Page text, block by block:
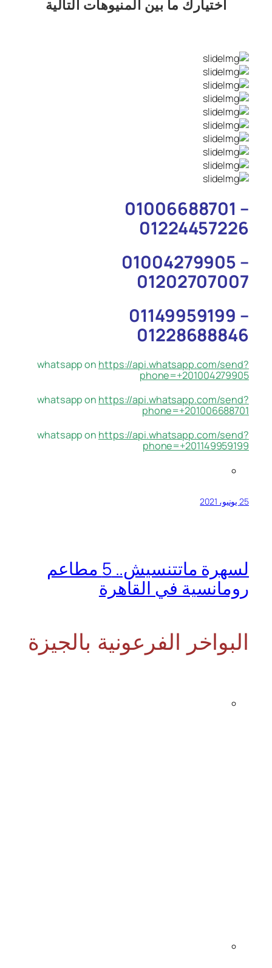
اختيارك ما بين المنيوهات التالية
01006688701 –
01224457226
01004279905 –
01202707007
01149959199 –
01228688846
whatsapp on https://api.whatsapp.com/send?
phone=+201004279905
whatsapp on https://api.whatsapp.com/send?
phone=+201006688701
whatsapp on https://api.whatsapp.com/send?
phone=+201149959199
25 يونيو، 2021
لسهرة ماتتنسيش.. 5 مطاعم
رومانسية في القاهرة
البواخر الفرعونية بالجيزة